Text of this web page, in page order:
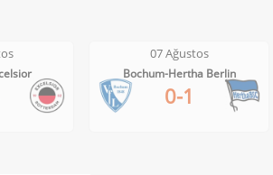
07 Ağustos
Bochum-Hertha Berlin
0-1